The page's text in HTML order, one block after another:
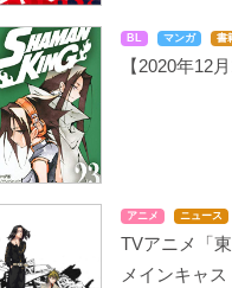
BL マンガ 書
【2020年12
アニメ ニュース
TVアニメ「
メインキャ